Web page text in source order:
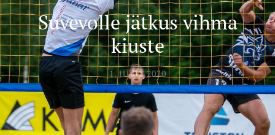
Suvevolle jätkus vihma
kiuste
1. JUULI 2020